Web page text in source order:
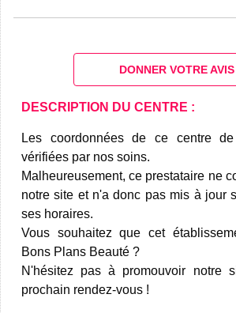
DONNER VOTRE AVIS
DESCRIPTION DU CENTRE :
Les coordonnées de ce centre
vérifiées par nos soins.
Malheureusement, ce prestataire ne
notre site et n'a donc pas mis à jour
ses horaires.
Vous souhaitez que cet
Bons Plans Beauté ?
N'hésitez pas à promouvoir notre
prochain rendez-vous !